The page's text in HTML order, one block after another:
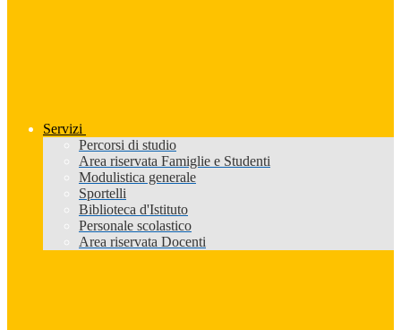
Servizi
Percorsi di studio
Area riservata Famiglie e Studenti
Modulistica generale
Sportelli
Biblioteca d'Istituto
Personale scolastico
Area riservata Docenti